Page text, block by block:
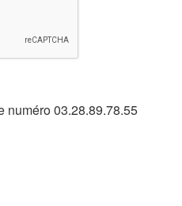
numéro 03.28.89.78.55